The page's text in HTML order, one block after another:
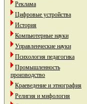
Реклама
Цифровые устройства
История
Компьютерные науки
Управленческие науки
Психология педагогика
Промышленность
производство
Краеведение и этнография
Религия и мифология